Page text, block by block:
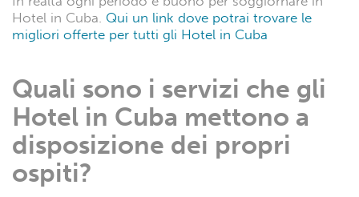
Hotel in Cuba. Qui un link dove potrai trovare le
migliori offerte per tutti gli Hotel in Cuba
Quali sono i servizi che gli
Hotel in Cuba mettono a
disposizione dei propri
ospiti?